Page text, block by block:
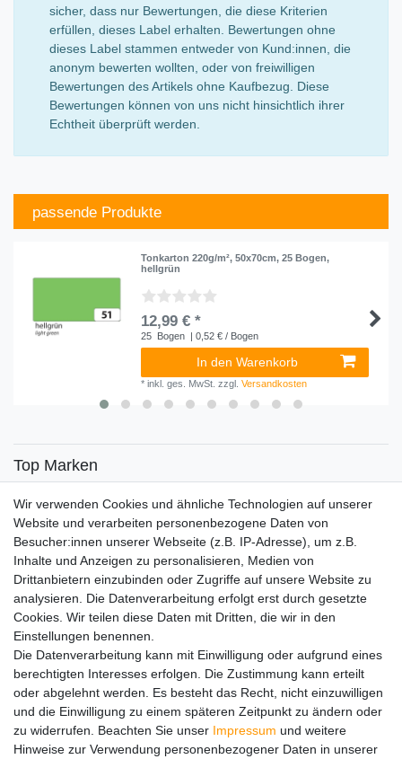
sicher, dass nur Bewertungen, die diese Kriterien
erfüllen, dieses Label erhalten. Bewertungen ohne
dieses Label stammen entweder von Kund:innen, die
anonym bewerten wollten, oder von freiwilligen
Bewertungen des Artikels ohne Kaufbezug. Diese
Bewertungen können von uns nicht hinsichtlich ihrer
Echtheit überprüft werden.
passende Produkte
Tonkarton 220g/m², 50x70cm, 25 Bogen,
hellgrün
12,99 € *
25 Bogen | 0,52 € / Bogen
In den Warenkorb
*inkl. ges. MwSt. zzgl.Versandkosten
Top Marken
Top Themen
Adventskalender
Service
Versandinfos
FAQ
Ersatzteile
Registrieren
Wir versenden mit
Wir verwenden Cookies und ähnliche Technologien auf unserer
Website und verarbeiten personenbezogene Daten von
Besucher:innen unserer Webseite (z.B. IP-Adresse), um z.B.
Inhalte und Anzeigen zu personalisieren, Medien von
Drittanbietern einzubinden oder Zugriffe auf unsere Website zu
analysieren. Die Datenverarbeitung erfolgt erst durch gesetzte
Cookies. Wir teilen diese Daten mit Dritten, die wir in den
Einstellungen benennen.
Die Datenverarbeitung kann mit Einwilligung oder aufgrund eines
berechtigten Interesses erfolgen. Die Zustimmung kann erteilt
oder abgelehnt werden. Es besteht das Recht, nicht einzuwilligen
und die Einwilligung zu einem späteren Zeitpunkt zu ändern oder
zu widerrufen. Beachten Sie unser Impressum und weitere
Hinweise zur Verwendung personenbezogener Daten in unserer